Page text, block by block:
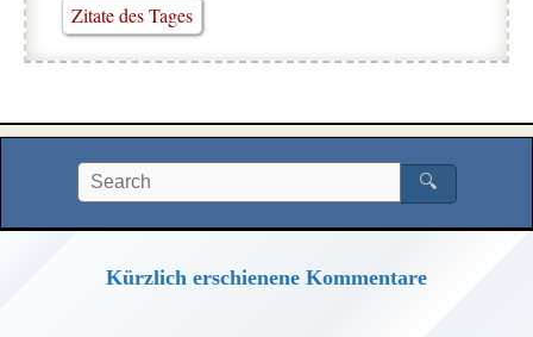
Zitate des Tages
🔍
Kürzlich erschienene Kommentare